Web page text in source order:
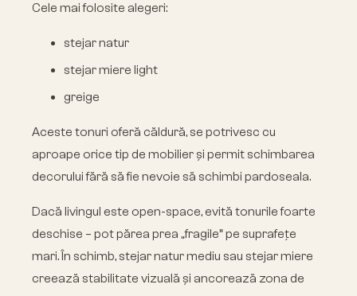
Cele mai folosite alegeri:
stejar natur
stejar miere light
greige
Aceste tonuri oferă căldură, se potrivesc cu
aproape orice tip de mobilier și permit schimbarea
decorului fără să fie nevoie să schimbi pardoseala.
Dacă livingul este open-space, evită tonurile foarte
deschise – pot părea prea „fragile” pe suprafețe
mari. În schimb, stejar natur mediu sau stejar miere
creează stabilitate vizuală și ancorează zona de